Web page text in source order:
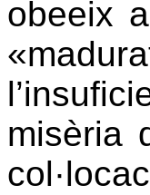
obeeix
misèria